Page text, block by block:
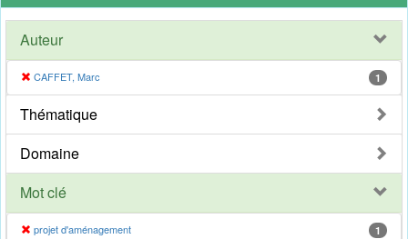
Auteur
CAFFET, Marc 1
Thématique
Domaine
Mot clé
projet d'aménagement 1